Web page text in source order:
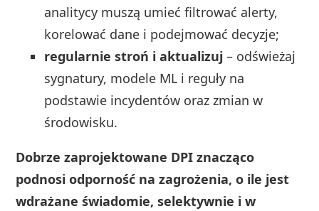
analitycy muszą umieć filtrować alerty,
korelować dane i podejmować decyzje;
regularnie stroń i aktualizuj – odświeżaj
sygnatury, modele ML i reguły na
podstawie incydentów oraz zmian w
środowisku.
Dobrze zaprojektowane DPI znacząco
podnosi odporność na zagrożenia, o ile jest
wdrażane świadomie, selektywnie i w